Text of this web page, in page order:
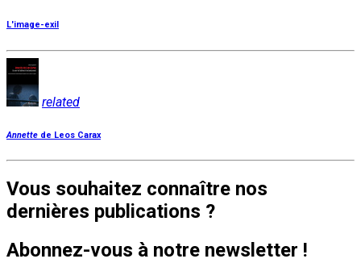
L'image-exil
related
Annette de Leos Carax
Vous souhaitez connaître nos
dernières publications ?
Abonnez-vous à notre newsletter !